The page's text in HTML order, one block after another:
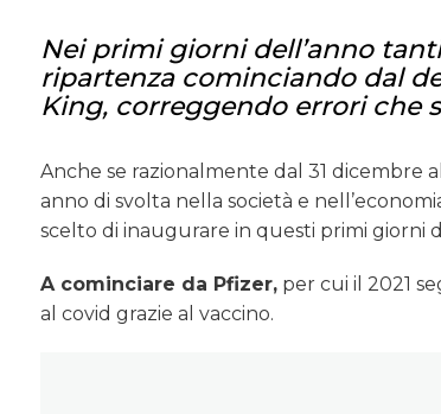
Nei primi giorni dell’anno
ripartenza cominciando dal
King, correggendo errori che
Anche se razionalmente dal 31 dicembre
anno di svolta nella società e
scelto di inaugurare in questi primi giorni
A cominciare da Pfizer, per cui il 2021
al covid grazie al vaccino.